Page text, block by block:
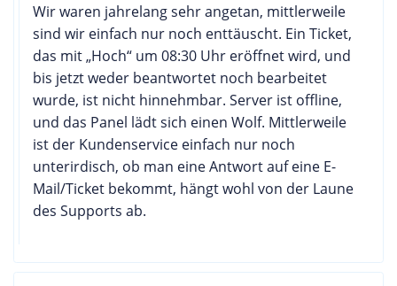
Wir waren jahrelang sehr angetan, mittlerweile
sind wir einfach nur noch enttäuscht. Ein Ticket,
das mit „Hoch“ um 08:30 Uhr eröffnet wird, und
bis jetzt weder beantwortet noch bearbeitet
wurde, ist nicht hinnehmbar. Server ist offline,
und das Panel lädt sich einen Wolf. Mittlerweile
ist der Kundenservice einfach nur noch
unterirdisch, ob man eine Antwort auf eine E-
Mail/Ticket bekommt, hängt wohl von der Laune
des Supports ab.